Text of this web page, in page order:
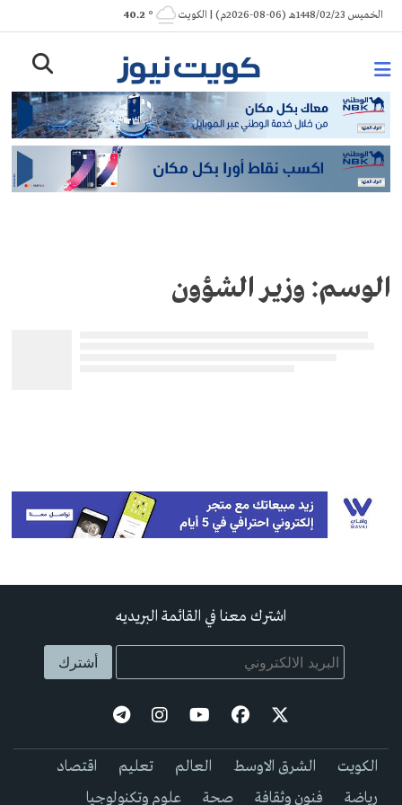
Skip
to
الخميس 1448/02/23هـ (06-08-2026م) | الكويت ° 40.2
الوسم: وزير الشؤون
اشترك معنا في القائمة البريديه
الكويت الشرق الاوسط العالم تعليم
اقتصاد
رياضة
فنون وثقافة صحة علوم وتكنولوجيا